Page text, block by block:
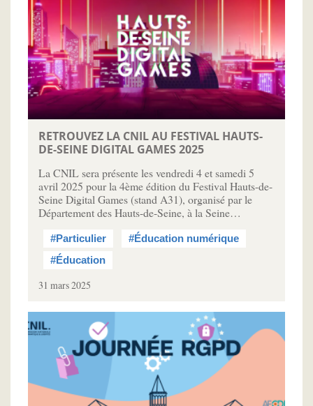
RETROUVEZ LA CNIL AU FESTIVAL HAUTS-
DE-SEINE DIGITAL GAMES 2025
La CNIL sera présente les vendredi 4 et samedi 5
avril 2025 pour la 4ème édition du Festival Hauts-de-
Seine Digital Games (stand A31), organisé par le
Département des Hauts-de-Seine, à la Seine…
#Particulier
#Éducation numérique
#Éducation
31 mars 2025